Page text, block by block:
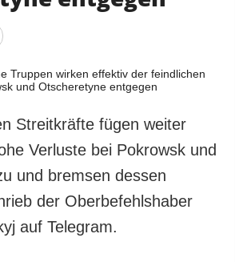
Streitkräfte fügen weiter
Verluste bei Pokrowsk und
und bremsen dessen
der Oberbefehlshaber
auf Telegram.